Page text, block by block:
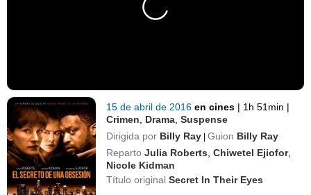
15 de abril de 2016en cines | 1h 51min |
Crimen
Drama ,Suspense
Dirigida por Billy Ray | Guion Billy Ray
Reparto Julia Roberts ,Chiwetel Ejiofor,
Nicole Kidman
Título originalSecret In Their Eyes